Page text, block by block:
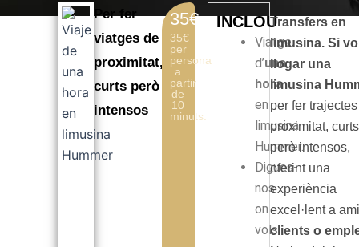
Per fer
viatges de
proximitat,
curts però
intensos
35€
35€
per
persona
a
partir
de
10
minuts.
INCLOU
Viatge
d’una
hora
en
limusina
Hummer.
Digues-
nos
on
vols
Transfers en
limusina. Si
llogar una
limusina
per fer
proximitat, curts
però intensos,
oferint una
experiència
excel·lent a
clients o